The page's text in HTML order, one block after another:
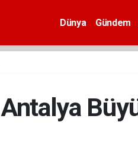
Dünya Gündem
Antalya